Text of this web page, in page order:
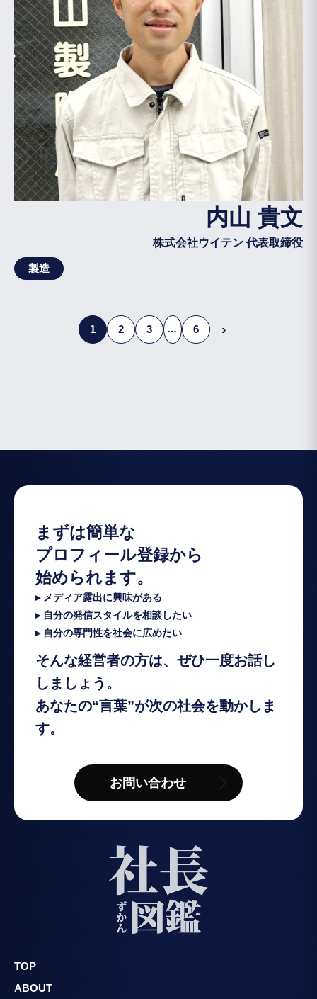
内山 貴文
株式会社ウイテン 代表取締役
製造
1 2 3 … 6 ›
まずは簡単な
プロフィール登録から
始められます。
▸ メディア露出に興味がある
▸ 自分の発信スタイルを相談したい
▸ 自分の専門性を社会に広めたい
そんな経営者の方は、ぜひ一度お話し
しましょう。
あなたの“言葉”が次の社会を動かしま
す。
お問い合わせ
TOP
ABOUT